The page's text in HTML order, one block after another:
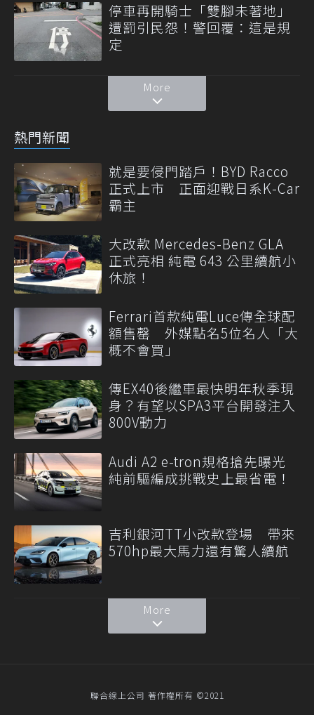
停車再開騎士「雙腳未著地」
遭罰引民怨！警回覆：這是規
定
More
熱門新聞
就是要侵門踏戶！BYD Racco
正式上市 正面迎戰日系K-Car
霸主
大改款 Mercedes-Benz GLA
正式亮相 純電 643 公里續航小
休旅！
Ferrari首款純電Luce傳全球配
額售罄 外媒點名5位名人「大
概不會買」
傳EX40後繼車最快明年秋季現
身？有望以SPA3平台開發注入
800V動力
Audi A2 e-tron規格搶先曝光
純前驅編成挑戰史上最省電！
吉利銀河TT小改款登場 帶來
570hp最大馬力還有驚人續航
More
聯合線上公司 著作權所有 ©2021